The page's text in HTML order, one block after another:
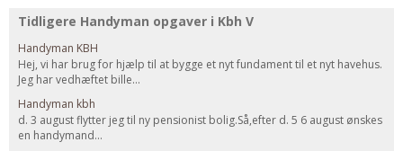
Udendørs
Kan Det Males?
MURER
Nybygning
Reparationer
Tidligere Handyman opgaver i Kbh V
Handyman KBH
Hej, vi har brug for hjælp til at bygge et nyt fundament til et nyt havehus.
Jeg har vedhæftet bille...
Handyman kbh
d. 3 august flytter jeg til ny pensionist bolig.Så,efter d. 5 6 august ønskes
en handymand...